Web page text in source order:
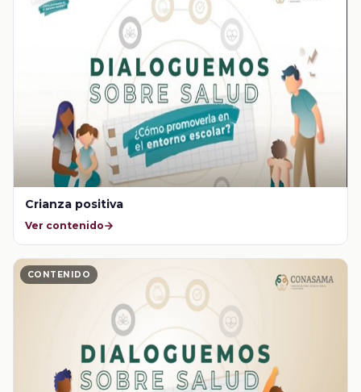
Crianza positiva
Ver contenido
CONTENIDO